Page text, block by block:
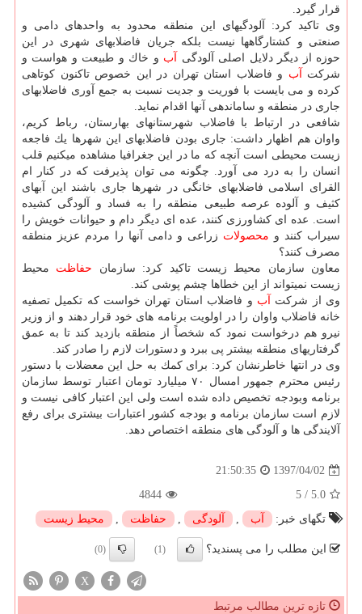
قرار گیرد.
وی تاكید كرد: آلودگیهای این منطقه محدود به واحدهای دامی و
صنعتی و كشتارگاهها نیست بلكه جریان فاضلابهای شهری در این
حوزه از دیگر دلایل اصلی آلودگی آب و خاك و طبیعت و هواست و
شركت آب و فاضلاب استان تهران در این خصوص تاكنون كوتاهی
كرده و می بایست با فوریت و جدیت نسبت به جمع آوری فاضلابهای
جاری در منطقه و ساماندهی آنها اقدام نماید.
شافعی در ارتباط با فاضلاب شهرستانهای بهارستان، رباط كریم،
واوان هم اظهار داشت: جاری بودن فاضلابهای این شهرها یك فاجعه
زیست محیطی است آنچه كه ما در این جغرافیا مشاهده میكنیم قلب
انسان را به درد می آورد. چگونه می توان پذیرفت كه در كنار ام
القرای اسلامی فاضلابهای خانگی در شهرها جاری باشند این آبهای
كثیف و آلوده عرصه طبیعی منطقه را به فساد و آلودگی كشیده
است. عده ای كشاورزی كنند، عده ای دیگر دام و حیوانات خویش را
سیراب كنند و محصولات زراعی و دامی آنها را مردم عزیز منطقه
مصرف كنند؟
معاون سازمان محیط زیست تاكید كرد: سازمان حفاظت محیط
زیست نمیتواند از این خطاها چشم پوشی كند.
وی از شركت آب و فاضلاب استان تهران خواست كه تكمیل تصفیه
خانه فاضلاب واوان را در اولویت برنامه های خود قرار دهند و از وزیر
نیرو هم درخواست نمود كه شخصاً از منطقه بازدید كند تا به عمق
گرفتاریهای منطقه بیشتر پی ببرد و دستورات لازم را صادر كند.
وی در انتها خاطرنشان كرد: برای كمك به حل این معضلات با دستور
رئیس محترم جمهور امسال ۷۰ میلیارد تومان اعتبار توسط سازمان
برنامه وبودجه تخصیص داده شده است ولی این اعتبار كافی نیست و
لازم است سازمان برنامه و بودجه كشور اعتبارات بیشتری برای رفع
آلایندگی ها و آلودگی های منطقه اختصاص دهد.
1397/04/02
21:50:35
5.0
/
5
4844
تگهای خبر:
آب , آلودگی , حفاظت , محیط زیست
این مطلب را می پسندید؟ (1)
(0)
X
تازه ترین مطالب مرتبط